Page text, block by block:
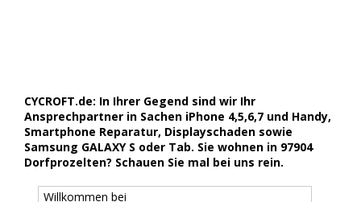
CYCROFT.de: In Ihrer Gegend sind wir Ihr
Ansprechpartner in Sachen iPhone 4,5,6,7 und Handy,
Smartphone Reparatur, Displayschaden sowie
Samsung GALAXY S oder Tab. Sie wohnen in 97904
Dorfprozelten? Schauen Sie mal bei uns rein.
Willkommen bei